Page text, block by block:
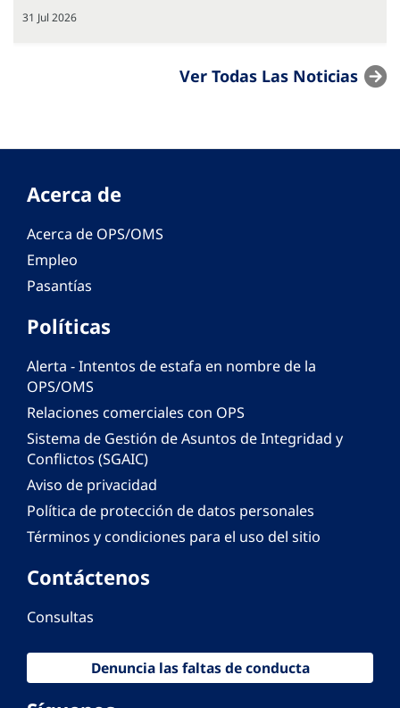
31 Jul 2026
Ver Todas Las Noticias
Acerca de
Acerca de OPS/OMS
Empleo
Pasantías
Políticas
Alerta - Intentos de estafa en nombre de la
OPS/OMS
Relaciones comerciales con OPS
Sistema de Gestión de Asuntos de Integridad y
Conflictos (SGAIC)
Aviso de privacidad
Política de protección de datos personales
Términos y condiciones para el uso del sitio
Contáctenos
Consultas
Denuncia las faltas de conducta